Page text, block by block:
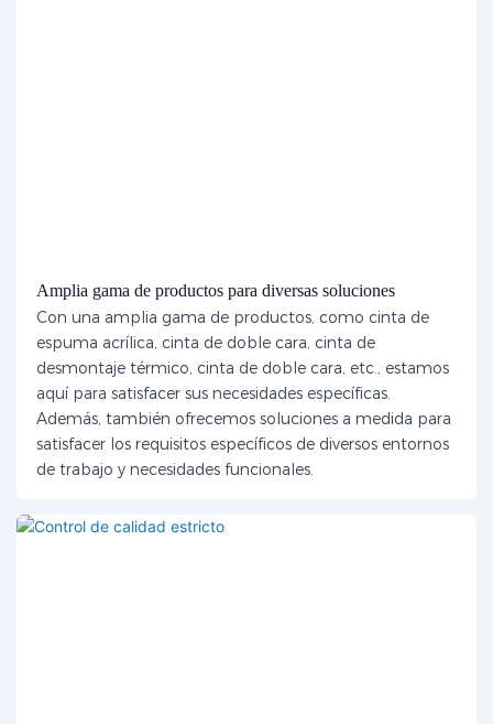
Amplia gama de productos para diversas soluciones
Con una amplia gama de productos, como cinta de
espuma acrílica, cinta de doble cara, cinta de
desmontaje térmico, cinta de doble cara, etc., estamos
aquí para satisfacer sus necesidades específicas.
Además, también ofrecemos soluciones a medida para
satisfacer los requisitos específicos de diversos entornos
de trabajo y necesidades funcionales.